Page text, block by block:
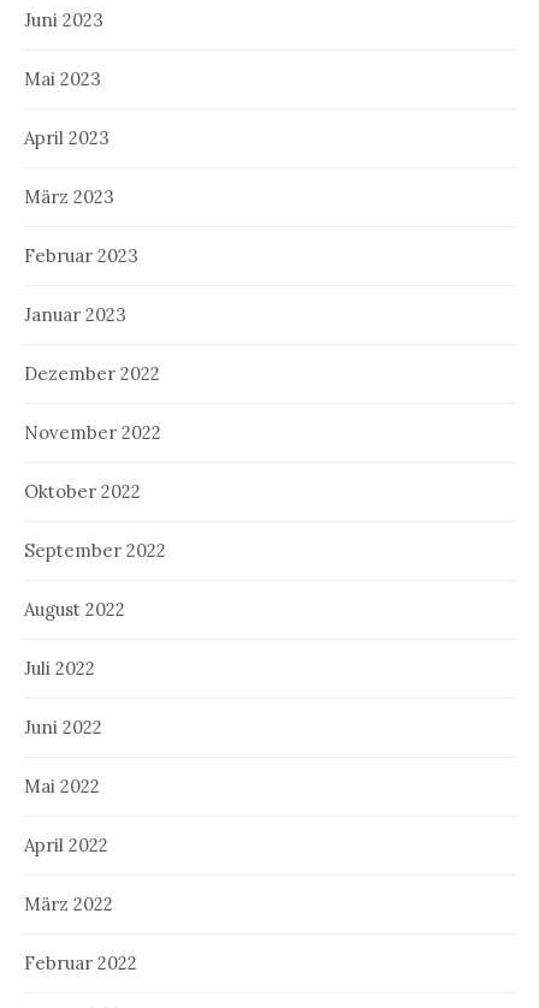
Juni 2023
Mai 2023
April 2023
März 2023
Februar 2023
Januar 2023
Dezember 2022
November 2022
Oktober 2022
September 2022
August 2022
Juli 2022
Juni 2022
Mai 2022
April 2022
März 2022
Februar 2022